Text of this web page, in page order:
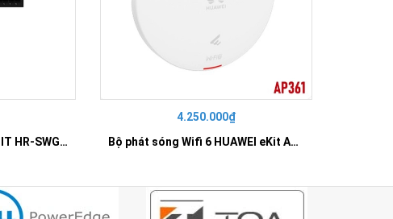
SWITCH 16 PORT GIGABIT HR-SWG00160
4.250.000₫
Bộ phát sóng Wifi 6 HUAWEI eKit AP361